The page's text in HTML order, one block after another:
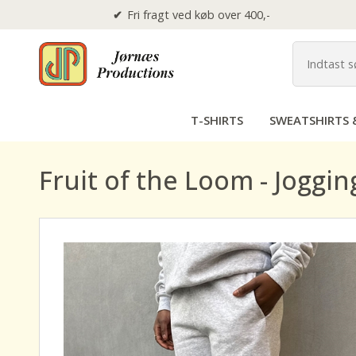
Fri fragt ved køb over 400,-
T-SHIRTS SWEATSHIRTS
Fruit of the Loom -